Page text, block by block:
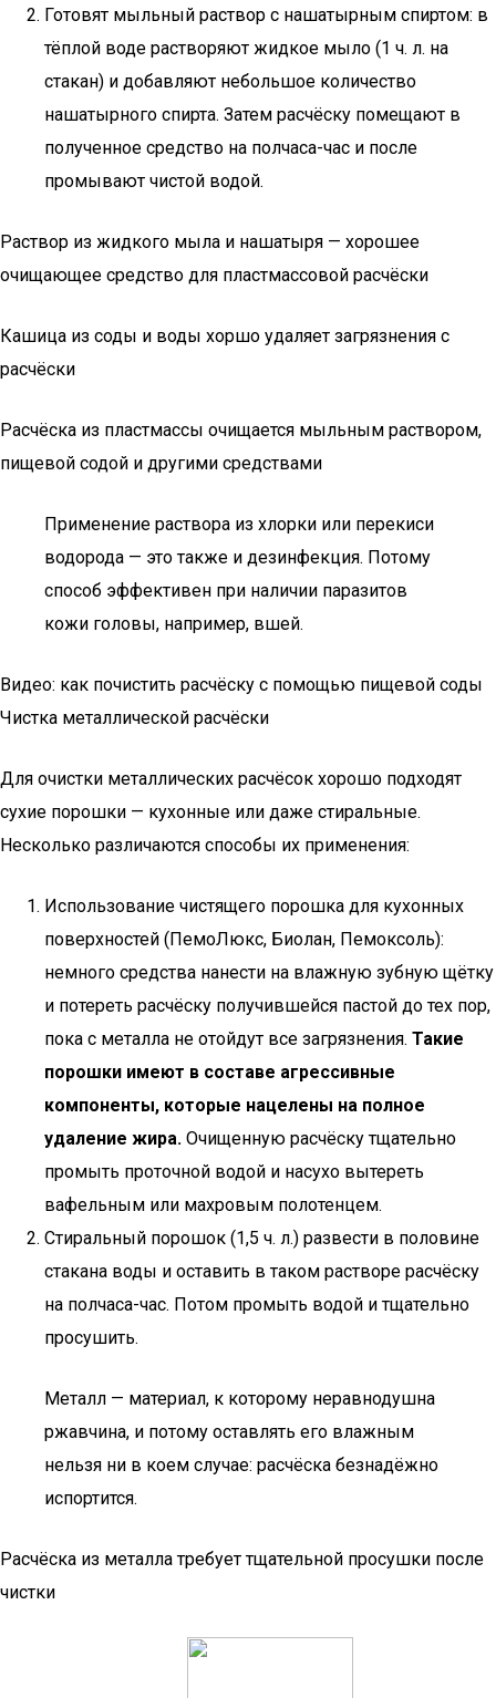
Готовят мыльный раствор с нашатырным спиртом: в
тёплой воде растворяют жидкое мыло (1 ч. л. на
стакан) и добавляют небольшое количество
нашатырного спирта. Затем расчёску помещают в
полученное средство на полчаса-час и после
промывают чистой водой.
Раствор из жидкого мыла и нашатыря — хорошее
очищающее средство для пластмассовой расчёски
Кашица из соды и воды хоршо удаляет загрязнения с
расчёски
Расчёска из пластмассы очищается мыльным раствором,
пищевой содой и другими средствами
Применение раствора из хлорки или перекиси
водорода — это также и дезинфекция. Потому
способ эффективен при наличии паразитов
кожи головы, например, вшей.
Видео: как почистить расчёску с помощью пищевой соды
Чистка металлической расчёски
Для очистки металлических расчёсок хорошо подходят
сухие порошки — кухонные или даже стиральные.
Несколько различаются способы их применения:
Использование чистящего порошка для кухонных
поверхностей (ПемоЛюкс, Биолан, Пемоксоль):
немного средства нанести на влажную зубную щётку
и потереть расчёску получившейся пастой до тех пор,
пока с металла не отойдут все загрязнения. Такие
порошки имеют в составе агрессивные
компоненты, которые нацелены на полное
удаление жира. Очищенную расчёску тщательно
промыть проточной водой и насухо вытереть
вафельным или махровым полотенцем.
Стиральный порошок (1,5 ч. л.) развести в половине
стакана воды и оставить в таком растворе расчёску
на полчаса-час. Потом промыть водой и тщательно
просушить.
Металл — материал, к которому неравнодушна
ржавчина, и потому оставлять его влажным
нельзя ни в коем случае: расчёска безнадёжно
испортится.
Расчёска из металла требует тщательной просушки после
чистки